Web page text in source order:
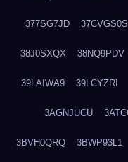
377SG7JD 37CVGS0S
38J0SXQX 38NQ9PDV
39LAIWA9 39LCYZRI
3AGNJUCU
3BVH0QRQ 3BWP93L1